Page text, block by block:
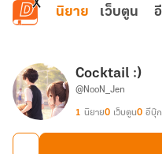
ข้ามไปยังเนื้อหาหลัก
นิยาย เว็บตูน
Cocktail :)
@NooN_Jen
1 นิยาย0 เว็บตูน0 อีบุ๊ก